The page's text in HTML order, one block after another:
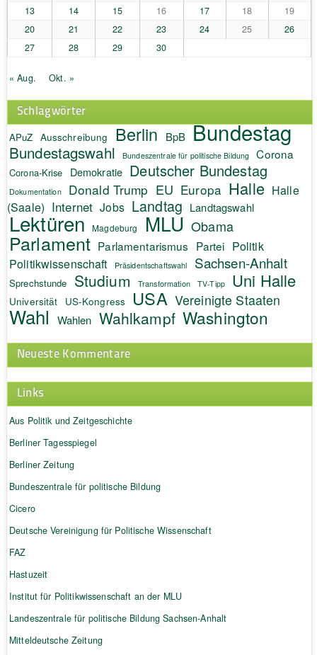
13
14 15 16 17 18
19
20
21 22 23 24 25
26
27
28 29 30
« Aug. Okt. »
Schlagwörter
APuZ Ausschreibung Berlin BpB Bundestag
Bundestagswahl Bundeszentrale für politische Bildung Corona
Corona-Krise Demokratie Deutscher Bundestag
Dokumentation Donald Trump EU Europa Halle Halle
(Saale) Internet Jobs Landtag Landtagswahl
Lektüren Magdeburg MLU Obama
Parlament Parlamentarismus Partei Politik
Politikwissenschaft Präsidentschaftswahl Sachsen-Anhalt
Sprechstunde Studium Transformation TV-Tipp Uni Halle
Universität US-Kongress USA Vereinigte Staaten
Wahl Wahlen Wahlkampf Washington
Neueste Kommentare
Links
Aus Politik und Zeitgeschichte
Berliner Tagesspiegel
Berliner Zeitung
Bundeszentrale für politische Bildung
Cicero
Deutsche Vereinigung für Politische Wissenschaft
FAZ
Hastuzeit
Institut für Politikwissenschaft an der MLU
Landeszentrale für politische Bildung Sachsen-Anhalt
Mitteldeutsche Zeitung